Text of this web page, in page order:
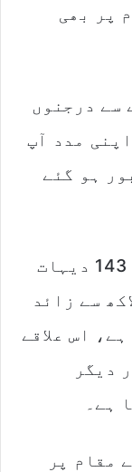
پر بھی
سے درجنوں
مدد آپ
ہو گئے
بہاولنگر میں سیلاب کی شدت نے 143 دیہات
سے زائد
اس علاقے
دیگر
ہے۔
مقام پر